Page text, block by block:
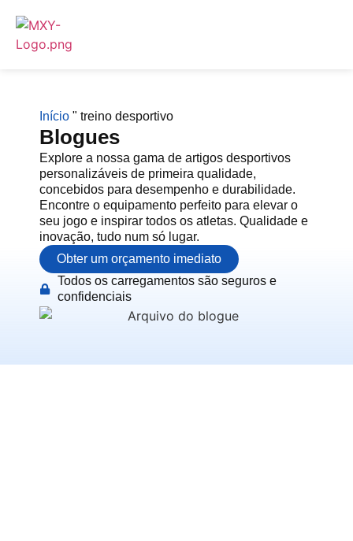
Início " treino desportivo
Blogues
Explore a nossa gama de artigos desportivos
personalizáveis de primeira qualidade,
concebidos para desempenho e durabilidade.
Encontre o equipamento perfeito para elevar o
seu jogo e inspirar todos os atletas. Qualidade e
inovação, tudo num só lugar.
Obter um orçamento imediato
Todos os carregamentos são seguros e
confidenciais